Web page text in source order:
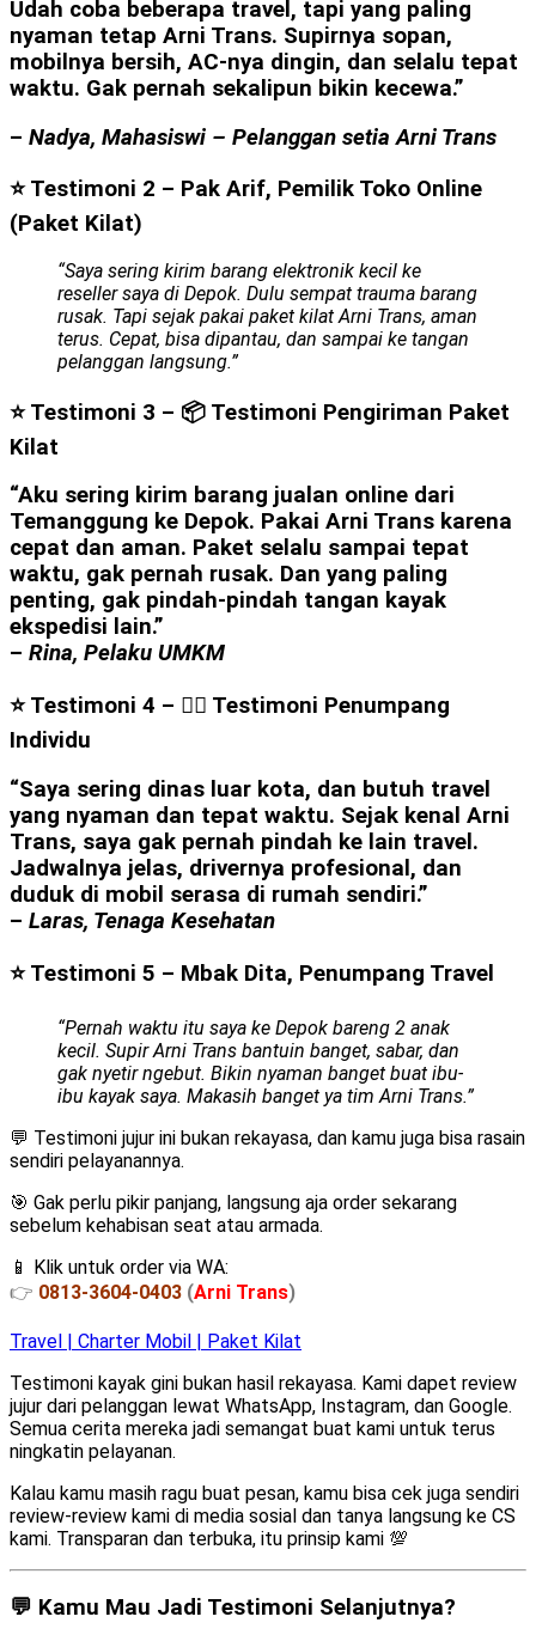
Udah coba beberapa travel, tapi yang paling
nyaman tetap Arni Trans. Supirnya sopan,
mobilnya bersih, AC-nya dingin, dan selalu tepat
waktu. Gak pernah sekalipun bikin kecewa.”
– Nadya, Mahasiswi – Pelanggan setia Arni Trans
⭐ Testimoni 2 – Pak Arif, Pemilik Toko Online
(Paket Kilat)
“Saya sering kirim barang elektronik kecil ke
reseller saya di Depok. Dulu sempat trauma barang
rusak. Tapi sejak pakai paket kilat Arni Trans, aman
terus. Cepat, bisa dipantau, dan sampai ke tangan
pelanggan langsung.”
⭐ Testimoni 3 – 📦 Testimoni Pengiriman Paket
Kilat
“Aku sering kirim barang jualan online dari
Temanggung ke Depok. Pakai Arni Trans karena
cepat dan aman. Paket selalu sampai tepat
waktu, gak pernah rusak. Dan yang paling
penting, gak pindah-pindah tangan kayak
ekspedisi lain.”
– Rina, Pelaku UMKM
⭐ Testimoni 4 – 👩‍⚕️ Testimoni Penumpang
Individu
“Saya sering dinas luar kota, dan butuh travel
yang nyaman dan tepat waktu. Sejak kenal Arni
Trans, saya gak pernah pindah ke lain travel.
Jadwalnya jelas, drivernya profesional, dan
duduk di mobil serasa di rumah sendiri.”
– Laras, Tenaga Kesehatan
⭐ Testimoni 5 – Mbak Dita, Penumpang Travel
“Pernah waktu itu saya ke Depok bareng 2 anak
kecil. Supir Arni Trans bantuin banget, sabar, dan
gak nyetir ngebut. Bikin nyaman banget buat ibu-
ibu kayak saya. Makasih banget ya tim Arni Trans.”
💬 Testimoni jujur ini bukan rekayasa, dan kamu juga bisa rasain
sendiri pelayanannya.
🎯 Gak perlu pikir panjang, langsung aja order sekarang
sebelum kehabisan seat atau armada.
📱 Klik untuk order via WA:
👉 0813-3604-0403 (Arni Trans)
Travel | Charter Mobil | Paket Kilat
Testimoni kayak gini bukan hasil rekayasa. Kami dapet review
jujur dari pelanggan lewat WhatsApp, Instagram, dan Google.
Semua cerita mereka jadi semangat buat kami untuk terus
ningkatin pelayanan.
Kalau kamu masih ragu buat pesan, kamu bisa cek juga sendiri
review-review kami di media sosial dan tanya langsung ke CS
kami. Transparan dan terbuka, itu prinsip kami 💯
💬 Kamu Mau Jadi Testimoni Selanjutnya?